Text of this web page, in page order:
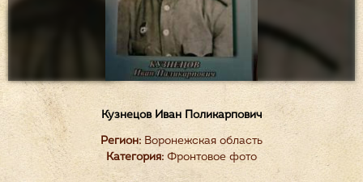
Кузнецов Иван Поликарпович
Регион: Воронежская область
Категория: Фронтовое фото